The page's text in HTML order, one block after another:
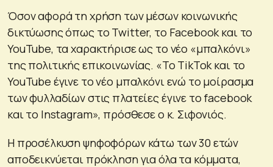
Όσον αφορά τη χρήση των μέσων κοινωνικής
δικτύωσης όπως το Twitter, το Facebook και το
YouTube, τα χαρακτήρισε ως το νέο «μπαλκόνι»
της πολιτικής επικοινωνίας. «Το TikTok και το
YouTube έγινε το νέο μπαλκόνι ενώ το μοίρασμα
των φυλλαδίων στις πλατείες έγινε το facebook
και το Instagram», πρόσθεσε ο κ. Σιφονιός.
Η προσέλκυση ψηφοφόρων κάτω των 30 ετών
αποδεικνύεται πρόκληση για όλα τα κόμματα,